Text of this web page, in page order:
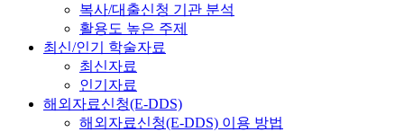
복사/대출신청 기관 분석
활용도 높은 주제
최신/인기 학술자료
최신자료
인기자료
해외자료신청(E-DDS)
해외자료신청(E-DDS) 이용 방법